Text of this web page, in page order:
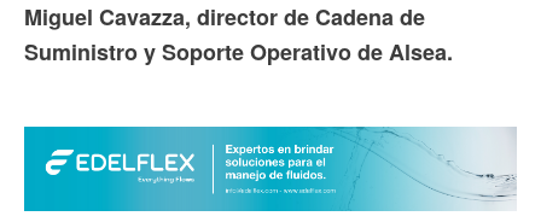
Miguel Cavazza, director de Cadena de
Suministro y Soporte Operativo de Alsea.